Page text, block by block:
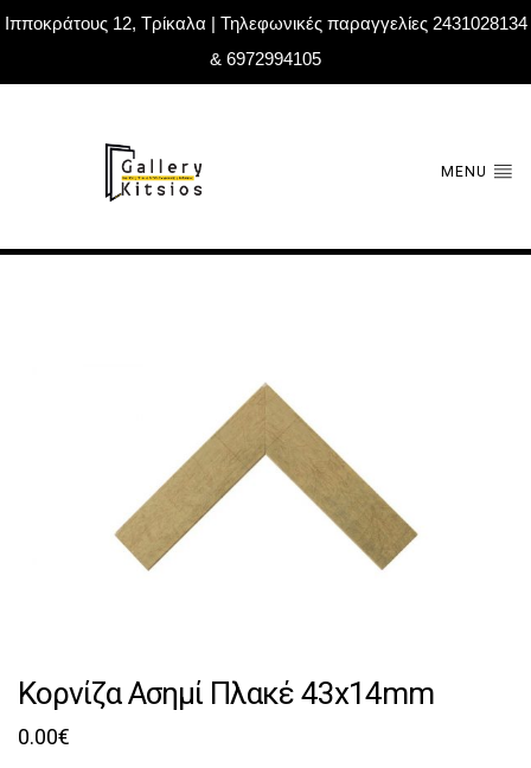
Ιπποκράτους 12, Τρίκαλα | Τηλεφωνικές παραγγελίες 2431028134
& 6972994105
MENU
Κορνίζα Ασημί Πλακέ 43x14mm
0.00€